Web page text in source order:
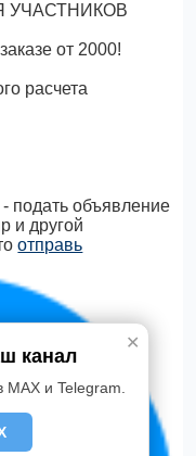
УЧАСТНИКОВ
от 2000!
расчета
подать объявление
и другой
отправь
✕
канал
и Telegram.